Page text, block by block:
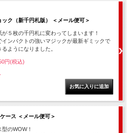
ック（新千円札版） ＜メール便可＞
が５枚の千円札に変わってしまいます！
インパクトの強いマジックが最新ギミックで
ようになりました。
円(税込)
ース ＜メール便可＞
のWOW！